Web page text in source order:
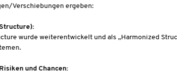
Verschiebungen ergeben:
wurde weiterentwickelt und als „Harmonized
und Chancen: